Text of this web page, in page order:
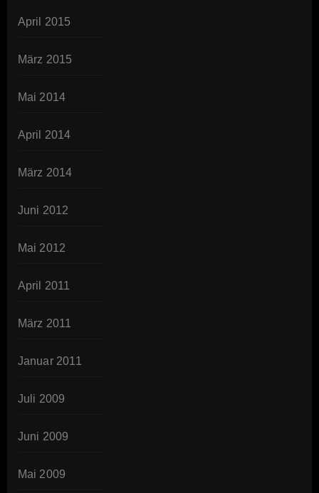
April 2015
März 2015
Mai 2014
April 2014
März 2014
Juni 2012
Mai 2012
April 2011
März 2011
Januar 2011
Juli 2009
Juni 2009
Mai 2009